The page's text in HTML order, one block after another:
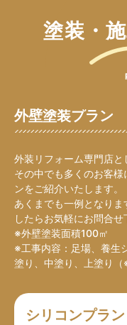
塗装・
外壁塗装プラン
外装リフォーム専門店と
その中でも多くのお客
ンをご紹介いたします。
あくまでも一例となり
したらお気軽にお問合せ
※外壁塗装面積100㎡
※工事内容：足場、養生
塗り、中塗り、上塗り（
シリコンプラン